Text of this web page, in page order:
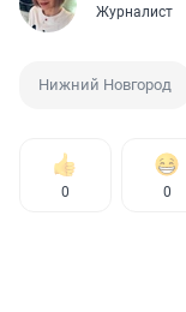
Журналист
Нижний Новгород
0 0